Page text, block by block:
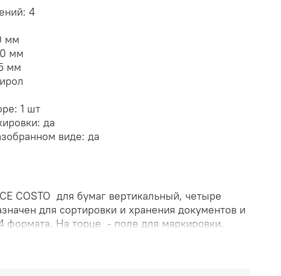
4
мм
мм
мм
1 шт
да
виде: да
COSTO для бумаг вертикальный, четыре
для сортировки и хранения документов и
формата. На торце - поле для маркировки.
Сетчатый пластик. Размеры (ДхШхВ):
в индивидуальной упаковке с цветным